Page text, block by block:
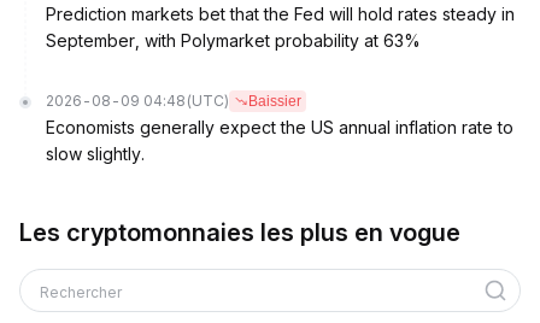
Prediction markets bet that the Fed will hold rates steady in
September, with Polymarket probability at 63%
2026-08-09 04:48 (UTC) Baissier
Economists generally expect the US annual inflation rate to
slow slightly.
Les cryptomonnaies les plus en vogue
Rechercher